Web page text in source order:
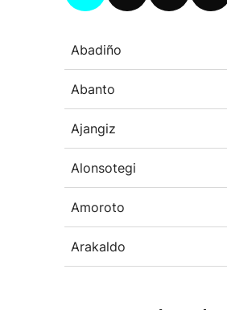
Abadiño
Abanto
Ajangiz
Alonsotegi
Amoroto
Arakaldo